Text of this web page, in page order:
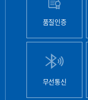
품질인증
무선통신